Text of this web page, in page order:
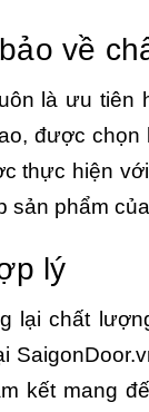
về
là ưu tiên
được chọn
thực hiện
sản phẩm
lý
lại chất
kết mang